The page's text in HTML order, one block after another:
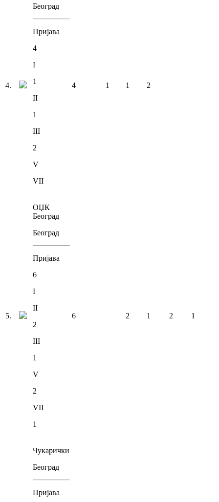
4.
Београд
Пријава
4
I
1
II
1
III
2
V
VII
4 1 1 2
5.
ОЏК
Београд
Београд
Пријава
6
I
II
2
III
1
V
2
VII
1
6 2 1 2 1
Чукарички
Београд
Пријава